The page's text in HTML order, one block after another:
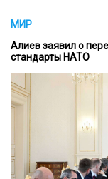
МИР
Алиев заявил о
стандарты НАТО